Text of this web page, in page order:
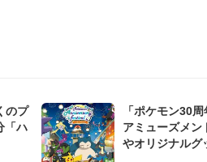
のプ
「ハ
「ポケモン30
アミューズメン
やオリジナルグ